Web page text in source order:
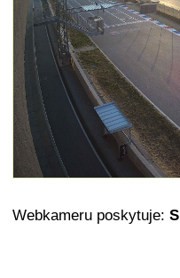
Webkameru poskytuje: